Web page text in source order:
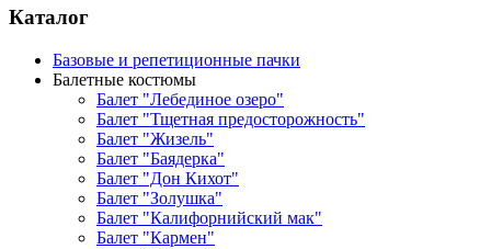
Каталог
Базовые и репетиционные пачки
Балетные костюмы
Балет "Лебединое озеро"
Балет "Тщетная предосторожность"
Балет "Жизель"
Балет "Баядерка"
Балет "Дон Кихот"
Балет "Золушка"
Балет "Калифорнийский мак"
Балет "Кармен"